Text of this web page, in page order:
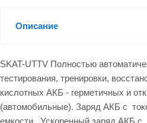
Описание
SKAT-UTTV Полностью
тестирования, тренировки,
кислотных АКБ - герметичных и
(автомобильные). Заряд АКБ с
емкости. Ускоренный заряд АКБ с